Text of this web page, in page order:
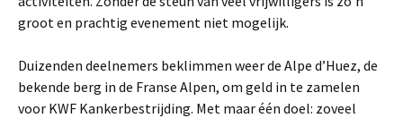
groot en prachtig evenement niet mogelijk.
Duizenden deelnemers beklimmen weer de Alpe d’Huez, de
bekende berg in de Franse Alpen, om geld in te zamelen
voor KWF Kankerbestrijding. Met maar één doel: zoveel